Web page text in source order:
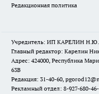
Редакционная политика
Учредитель: ИП КАРЕЛИН Н.Ю.
Главный редактор: Карелин
Адрес: 424000, Республика
63В
Редакция: 31-40-60,
Рекламный отдел: 8-927-680-